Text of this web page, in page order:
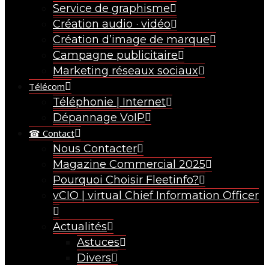
Service de graphisme
Création audio · vidéo
Création d’image de marque
Campagne publicitaire
Marketing réseaux sociaux
Télécom
Téléphonie | Internet
Dépannage VoIP
☎ Contact
Nous Contacter
Magazine Commercial 2025
Pourquoi Choisir Fleetinfo?
vCIO | virtual Chief Information Officer
Actualités
Astuces
Divers